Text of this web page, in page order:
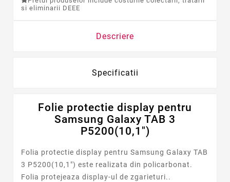
si eliminarii DEEE
Descriere
Specificatii
Folie protectie display pentru
Samsung Galaxy TAB 3
P5200(10,1")
Folia protectie display pentru Samsung Galaxy TAB
3 P5200(10,1") este realizata din policarbonat.
Folia protejeaza display-ul de zgarieturi..